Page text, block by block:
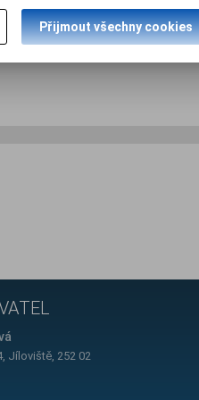
Jíloviště, 252 02
Přijmout všechny cookies